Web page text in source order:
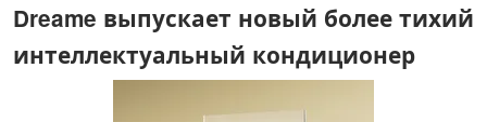
Dreame выпускает новый более тихий
интеллектуальный кондиционер